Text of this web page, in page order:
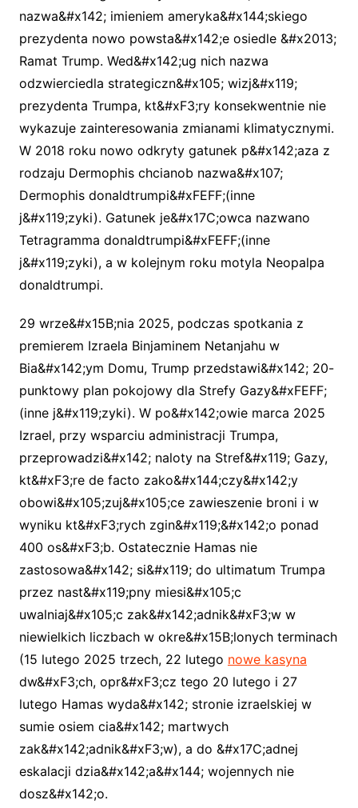
nazwa&#x142; imieniem ameryka&#x144;skiego
prezydenta nowo powsta&#x142;e osiedle &#x2013;
Ramat Trump. Wed&#x142;ug nich nazwa
odzwierciedla strategiczn&#x105; wizj&#x119;
prezydenta Trumpa, kt&#xF3;ry konsekwentnie nie
wykazuje zainteresowania zmianami klimatycznymi.
W 2018 roku nowo odkryty gatunek p&#x142;aza z
rodzaju Dermophis chcianob nazwa&#x107;
Dermophis donaldtrumpi&#xFEFF;(inne
j&#x119;zyki). Gatunek je&#x17C;owca nazwano
Tetragramma donaldtrumpi&#xFEFF;(inne
j&#x119;zyki), a w kolejnym roku motyla Neopalpa
donaldtrumpi.
29 wrze&#x15B;nia 2025, podczas spotkania z
premierem Izraela Binjaminem Netanjahu w
Bia&#x142;ym Domu, Trump przedstawi&#x142; 20-
punktowy plan pokojowy dla Strefy Gazy&#xFEFF;
(inne j&#x119;zyki). W po&#x142;owie marca 2025
Izrael, przy wsparciu administracji Trumpa,
przeprowadzi&#x142; naloty na Stref&#x119; Gazy,
kt&#xF3;re de facto zako&#x144;czy&#x142;y
obowi&#x105;zuj&#x105;ce zawieszenie broni i w
wyniku kt&#xF3;rych zgin&#x119;&#x142;o ponad
400 os&#xF3;b. Ostatecznie Hamas nie
zastosowa&#x142; si&#x119; do ultimatum Trumpa
przez nast&#x119;pny miesi&#x105;c
uwalniaj&#x105;c zak&#x142;adnik&#xF3;w w
niewielkich liczbach w okre&#x15B;lonych terminach
(15 lutego 2025 trzech, 22 lutego nowe kasyna
dw&#xF3;ch, opr&#xF3;cz tego 20 lutego i 27
lutego Hamas wyda&#x142; stronie izraelskiej w
sumie osiem cia&#x142; martwych
zak&#x142;adnik&#xF3;w), a do &#x17C;adnej
eskalacji dzia&#x142;a&#x144; wojennych nie
dosz&#x142;o.